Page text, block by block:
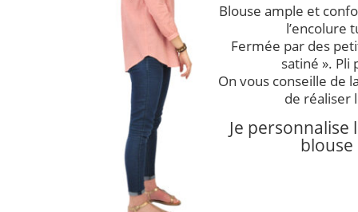
Blouse ample et
l’encolure
Fermée par des
satiné ». Pli
On vous conseille de
de réaliser
Je personnalise
blouse